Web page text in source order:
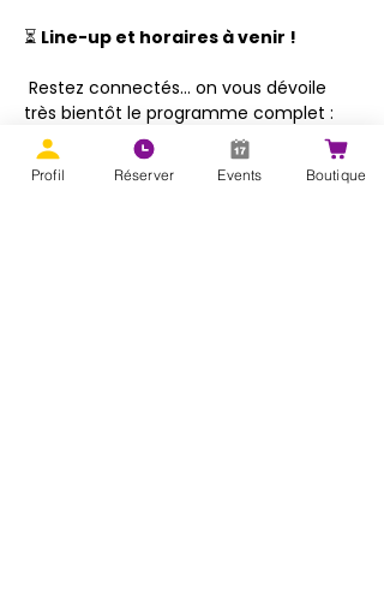
⏳ Line-up et horaires à venir !
très bientôt le programme complet :
DJs, shows, horaires des cours et des
soirées 🔥
Profil Réserver Events Boutique